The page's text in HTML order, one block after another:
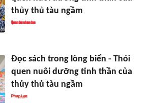
thủy thủ tàu ngầm
Đọc sách trong lòng biển - Thói
quen nuôi dưỡng tinh thần của
thủy thủ tàu ngầm